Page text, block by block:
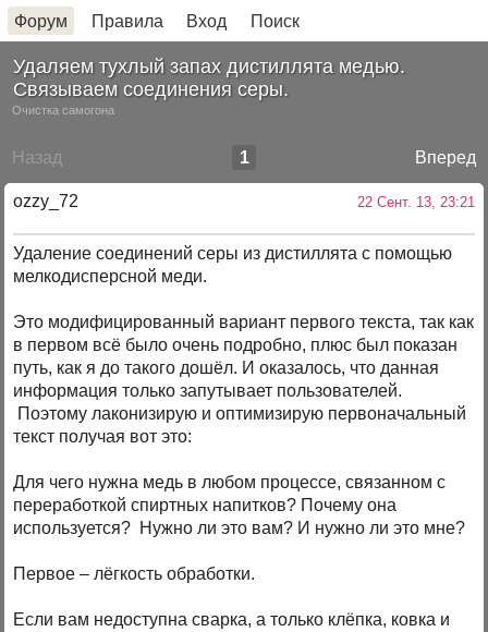
Форум Правила Вход Поиск
Удаляем тухлый запах дистиллята медью.
Связываем соединения серы.
Очистка самогона
Назад Вперед
1
ozzy_72 22 Сент. 13, 23:21
Удаление соединений серы из дистиллята с помощью
мелкодисперсной меди.
Это модифицированный вариант первого текста, так как
в первом всё было очень подробно, плюс был показан
путь, как я до такого дошёл. И оказалось, что данная
информация только запутывает пользователей.
Поэтому лаконизирую и оптимизирую первоначальный
текст получая вот это:
Для чего нужна медь в любом процессе, связанном с
переработкой спиртных напитков? Почему она
используется? Нужно ли это вам? И нужно ли это мне?
Первое – лёгкость обработки.
Если вам недоступна сварка, а только клёпка, ковка и